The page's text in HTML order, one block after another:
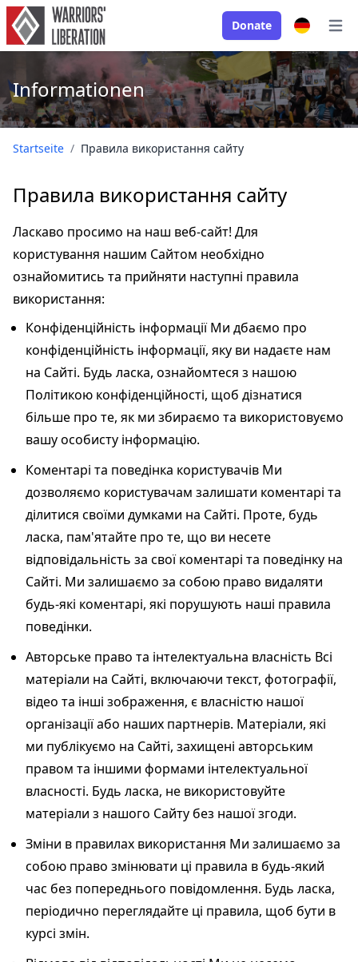
Donate
Informationen
Startseite / Правила використання сайту
Правила використання сайту
Ласкаво просимо на наш веб-сайт! Для
користування нашим Сайтом необхідно
ознайомитись та прийняти наступні правила
використання:
Конфіденційність інформації Ми дбаємо про
конфіденційність інформації, яку ви надаєте нам
на Сайті. Будь ласка, ознайомтеся з нашою
Політикою конфіденційності, щоб дізнатися
більше про те, як ми збираємо та використовуємо
вашу особисту інформацію.
Коментарі та поведінка користувачів Ми
дозволяємо користувачам залишати коментарі та
ділитися своїми думками на Сайті. Проте, будь
ласка, пам'ятайте про те, що ви несете
відповідальність за свої коментарі та поведінку на
Сайті. Ми залишаємо за собою право видаляти
будь-які коментарі, які порушують наші правила
поведінки.
Авторське право та інтелектуальна власність Всі
матеріали на Сайті, включаючи текст, фотографії,
відео та інші зображення, є власністю нашої
організації або наших партнерів. Матеріали, які
ми публікуємо на Сайті, захищені авторським
правом та іншими формами інтелектуальної
власності. Будь ласка, не використовуйте
матеріали з нашого Сайту без нашої згоди.
Зміни в правилах використання Ми залишаємо за
собою право змінювати ці правила в будь-який
час без попереднього повідомлення. Будь ласка,
періодично переглядайте ці правила, щоб бути в
курсі змін.